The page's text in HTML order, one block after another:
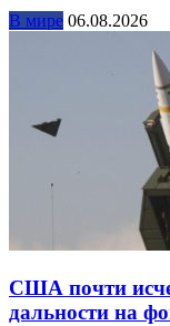
В мире 06.08.2026
США почти
дальности на